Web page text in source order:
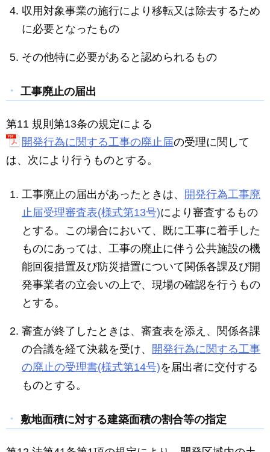
収用対象事業の施行により移転又は除去するため
に必要となったもの
その他特に必要があると認められるもの
工事廃止の届出
第11 規則第13条の規定による
開発行為に関する工事の廃止届の受理に関して
は、次により行うものとする。
工事廃止の届出があったときは、 開発行為工事廃
止届受理審査表(様式第13号)により審査するもの
とする。この場合において、既に工事に着手した
ものにあっては、工事の廃止に伴う公共施設の機
能回復措置及び防災措置について関係各課及び開
発事業者の立会いの上で、現場の確認を行うもの
とする。
審査が終了したときは、審査表を添え、関係各課
の合議を経て決裁を受け、 開発行為に関する工事
の廃止の受理書(様式第14号)を届出者に交付する
ものとする。
敷地面積に対する建築面積の割合等の指定